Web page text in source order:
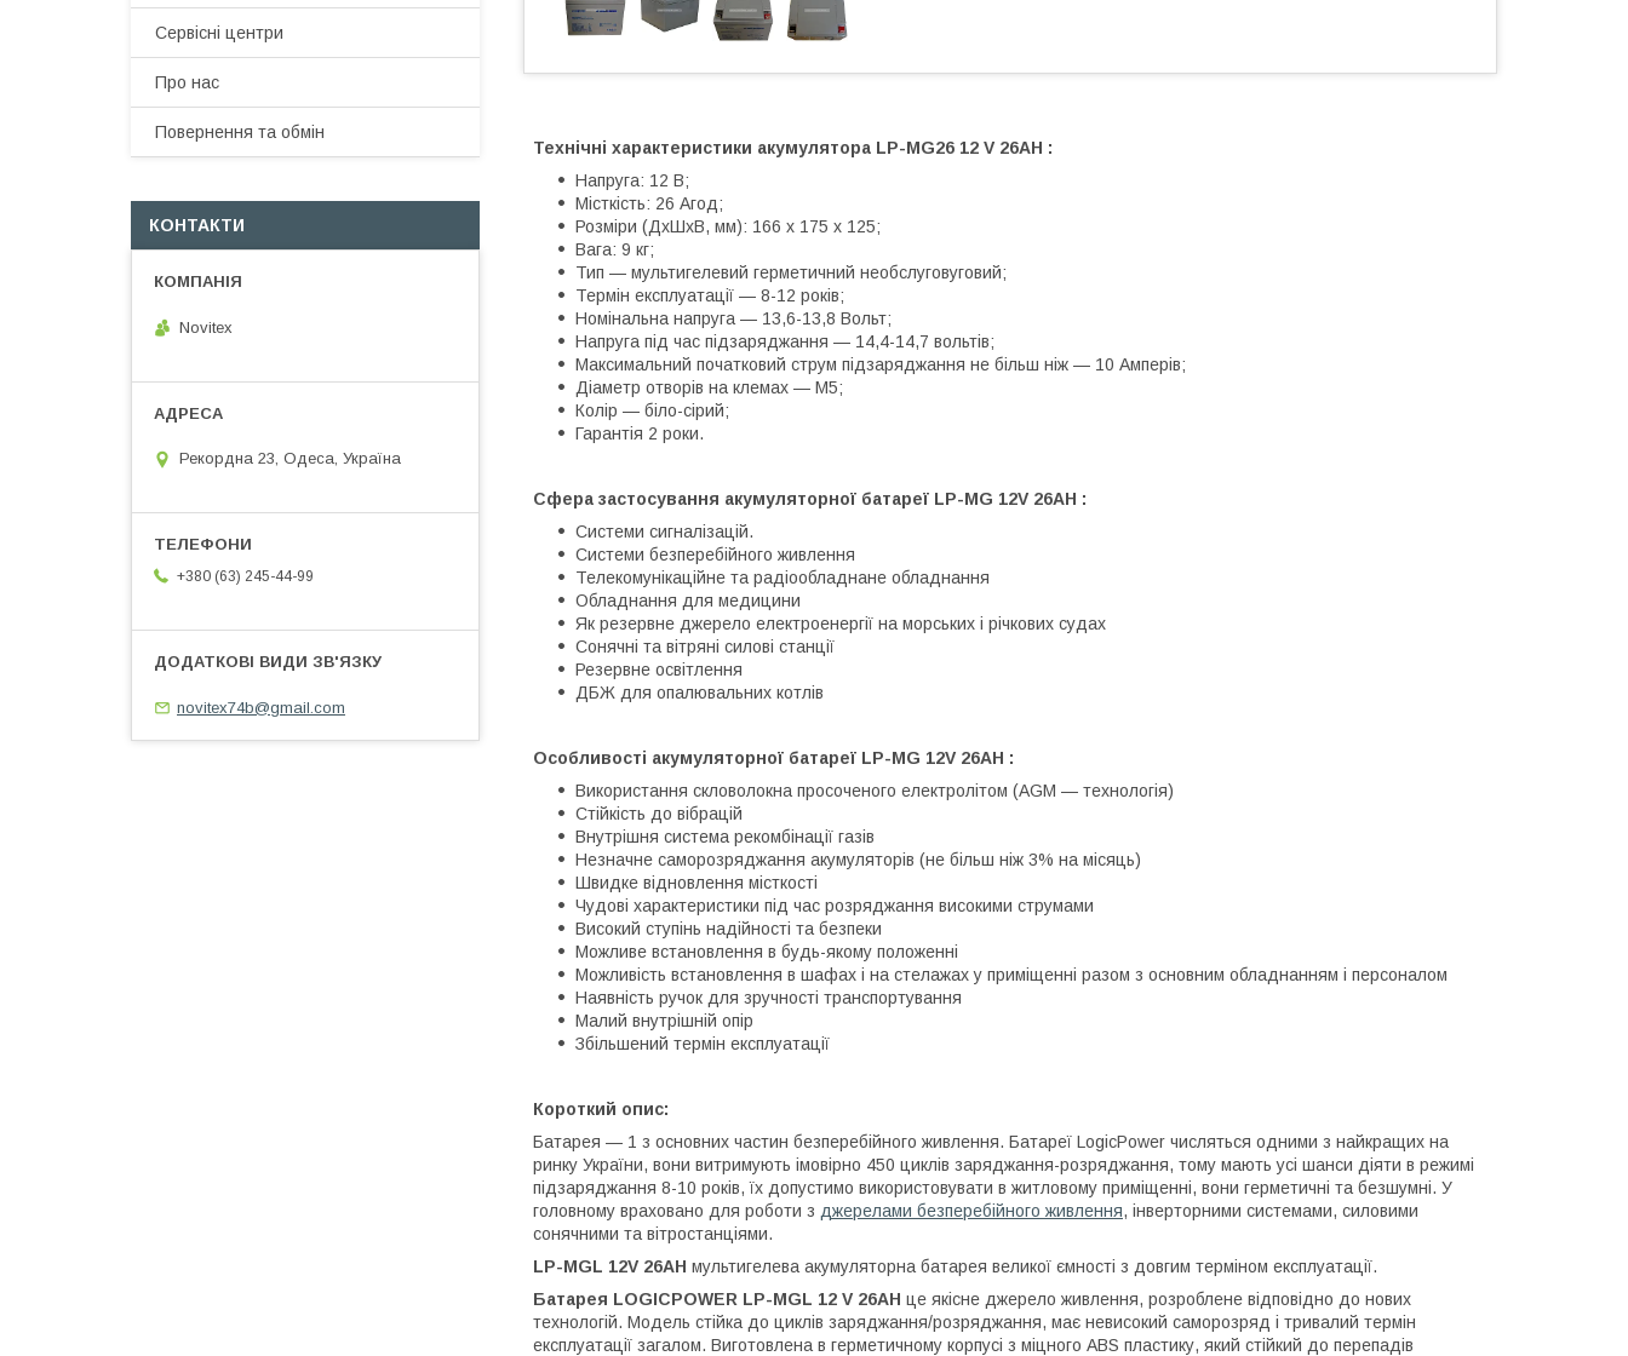
Технічні характеристики акумулятора LP-MG26 12 V 26AH :
Напруга: 12 В;
Місткість: 26 Aгод;
Розміри (ДхШхВ, мм): 166 x 175 x 125;
Вага: 9 кг;
Тип — мультигелевий герметичний необслуговуговий;
Термін експлуатації — 8-12 років;
Номінальна напруга — 13,6-13,8 Вольт;
Напруга під час підзаряджання — 14,4-14,7 вольтів;
Максимальний початковий струм підзаряджання не більш ніж — 10 Амперів;
Діаметр отворів на клемах — M5;
Колір — біло-сірий;
Гарантія 2 роки.
Сфера застосування акумуляторної батареї LP-MG 12V 26AH :
Системи сигналізацій.
Системи безперебійного живлення
Телекомунікаційне та радіообладнане обладнання
Обладнання для медицини
Як резервне джерело електроенергії на морських і річкових судах
Сонячні та вітряні силові станції
Резервне освітлення
ДБЖ для опалювальних котлів
Особливості акумуляторної батареї LP-MG 12V 26AH :
Використання скловолокна просоченого електролітом (AGM — технологія)
Стійкість до вібрацій
Внутрішня система рекомбінації газів
Незначне саморозряджання акумуляторів (не більш ніж 3% на місяць)
Швидке відновлення місткості
Чудові характеристики під час розряджання високими струмами
Високий ступінь надійності та безпеки
Можливе встановлення в будь-якому положенні
Можливість встановлення в шафах і на стелажах у приміщенні разом з основним обладнанням і персоналом
Наявність ручок для зручності транспортування
Малий внутрішній опір
Збільшений термін експлуатації
Короткий опис:
Батарея — 1 з основних частин безперебійного живлення. Батареї LogicPower числяться одними з найкращих на
ринку України, вони витримують імовірно 450 циклів заряджання-розряджання, тому мають усі шанси діяти в режимі
підзаряджання 8-10 років, їх допустимо використовувати в житловому приміщенні, вони герметичні та безшумні. У
головному враховано для роботи з джерелами безперебійного живлення, інверторними системами, силовими
сонячними та вітростанціями.
LP-MGL 12V 26AH мультигелева акумуляторна батарея великої ємності з довгим терміном експлуатації.
Батарея LOGICPOWER LP-MGL 12 V 26AH це якісне джерело живлення, розроблене відповідно до нових
технологій. Модель стійка до циклів заряджання/розряджання, має невисокий саморозряд і тривалий термін
експлуатації загалом. Виготовлена в герметичному корпусі з міцного ABS пластику, який стійкий до перепадів
Сервісні центри
Про нас
Повернення та обмін
КОНТАКТИ
Novitex
Рекордна 23, Одеса, Україна
+380 (63) 245-44-99
novitex74b@gmail.com